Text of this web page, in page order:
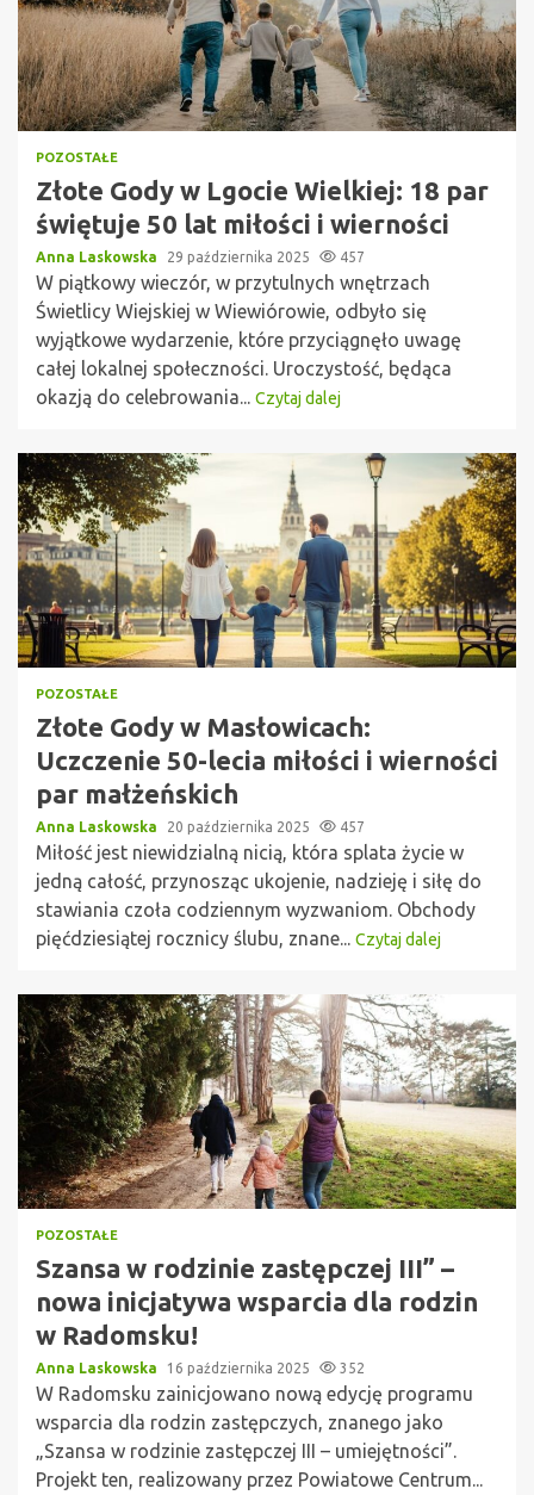
POZOSTAŁE
Złote Gody w Lgocie Wielkiej: 18 par
świętuje 50 lat miłości i wierności
Anna Laskowska 29 października 2025 457
W piątkowy wieczór, w przytulnych wnętrzach
Świetlicy Wiejskiej w Wiewiórowie, odbyło się
wyjątkowe wydarzenie, które przyciągnęło uwagę
całej lokalnej społeczności. Uroczystość, będąca
okazją do celebrowania... Czytaj dalej
POZOSTAŁE
Złote Gody w Masłowicach:
Uczczenie 50-lecia miłości i wierności
par małżeńskich
Anna Laskowska 20 października 2025 457
Miłość jest niewidzialną nicią, która splata życie w
jedną całość, przynosząc ukojenie, nadzieję i siłę do
stawiania czoła codziennym wyzwaniom. Obchody
pięćdziesiątej rocznicy ślubu, znane... Czytaj dalej
POZOSTAŁE
Szansa w rodzinie zastępczej III” –
nowa inicjatywa wsparcia dla rodzin
w Radomsku!
Anna Laskowska 16 października 2025 352
W Radomsku zainicjowano nową edycję programu
wsparcia dla rodzin zastępczych, znanego jako
„Szansa w rodzinie zastępczej III – umiejętności”.
Projekt ten, realizowany przez Powiatowe Centrum...